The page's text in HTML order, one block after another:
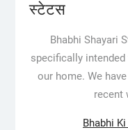
स्टेटस
Bhabhi Shayari
specifically
our home. We
recent
Bhabhi Ki